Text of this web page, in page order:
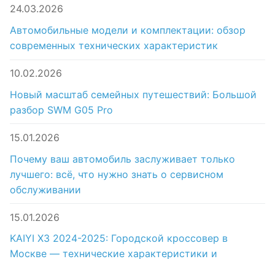
24.03.2026
Автомобильные модели и комплектации: обзор
современных технических характеристик
10.02.2026
Новый масштаб семейных путешествий: Большой
разбор SWM G05 Pro
15.01.2026
Почему ваш автомобиль заслуживает только
лучшего: всё, что нужно знать о сервисном
обслуживании
15.01.2026
KAIYI X3 2024-2025: Городской кроссовер в
Москве — технические характеристики и